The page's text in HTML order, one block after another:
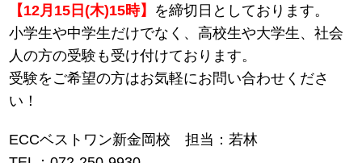
【12月15日(木)15時】 を締切日としております。
小学生や中学生だけでなく、高校生や大学生、社会
人の方の受験も受け付けております。
受験をご希望の方はお気軽にお問い合わせくださ
い！
ECCベストワン新金岡校 担当：若林